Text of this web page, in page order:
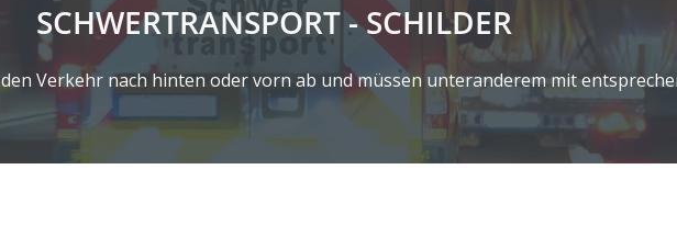
SCHWERTRANSPORT - SCHILDER
den Verkehr nach hinten oder vorn ab und müssen unteranderem mit